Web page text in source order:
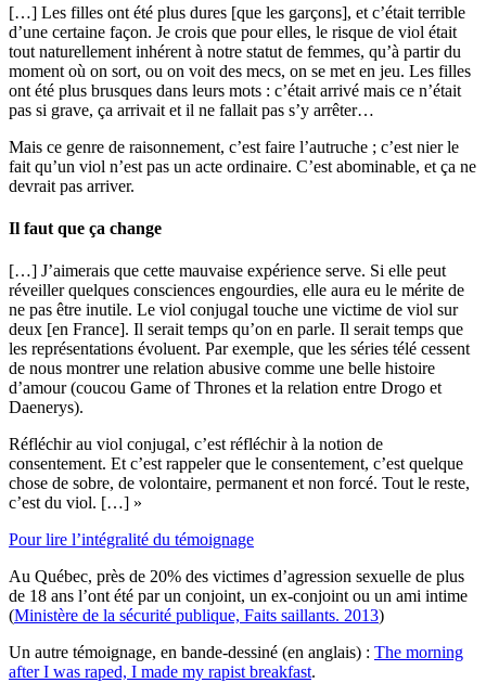
[…] Les filles ont été plus dures [que les garçons], et c’était terrible
d’une certaine façon. Je crois que pour elles, le risque de viol était
tout naturellement inhérent à notre statut de femmes, qu’à partir du
moment où on sort, ou on voit des mecs, on se met en jeu. Les filles
ont été plus brusques dans leurs mots : c’était arrivé mais ce n’était
pas si grave, ça arrivait et il ne fallait pas s’y arrêter…
Mais ce genre de raisonnement, c’est faire l’autruche ; c’est nier le
fait qu’un viol n’est pas un acte ordinaire. C’est abominable, et ça ne
devrait pas arriver.
Il faut que ça change
[…] J’aimerais que cette mauvaise expérience serve. Si elle peut
réveiller quelques consciences engourdies, elle aura eu le mérite de
ne pas être inutile. Le viol conjugal touche une victime de viol sur
deux [en France]. Il serait temps qu’on en parle. Il serait temps que
les représentations évoluent. Par exemple, que les séries télé cessent
de nous montrer une relation abusive comme une belle histoire
d’amour (coucou Game of Thrones et la relation entre Drogo et
Daenerys).
Réfléchir au viol conjugal, c’est réfléchir à la notion de
consentement. Et c’est rappeler que le consentement, c’est quelque
chose de sobre, de volontaire, permanent et non forcé. Tout le reste,
c’est du viol. […] »
Pour lire l’intégralité du témoignage
Au Québec, près de 20% des victimes d’agression sexuelle de plus
de 18 ans l’ont été par un conjoint, un ex-conjoint ou un ami intime
(Ministère de la sécurité publique, Faits saillants. 2013)
Un autre témoignage, en bande-dessiné (en anglais) : The morning
after I was raped, I made my rapist breakfast.